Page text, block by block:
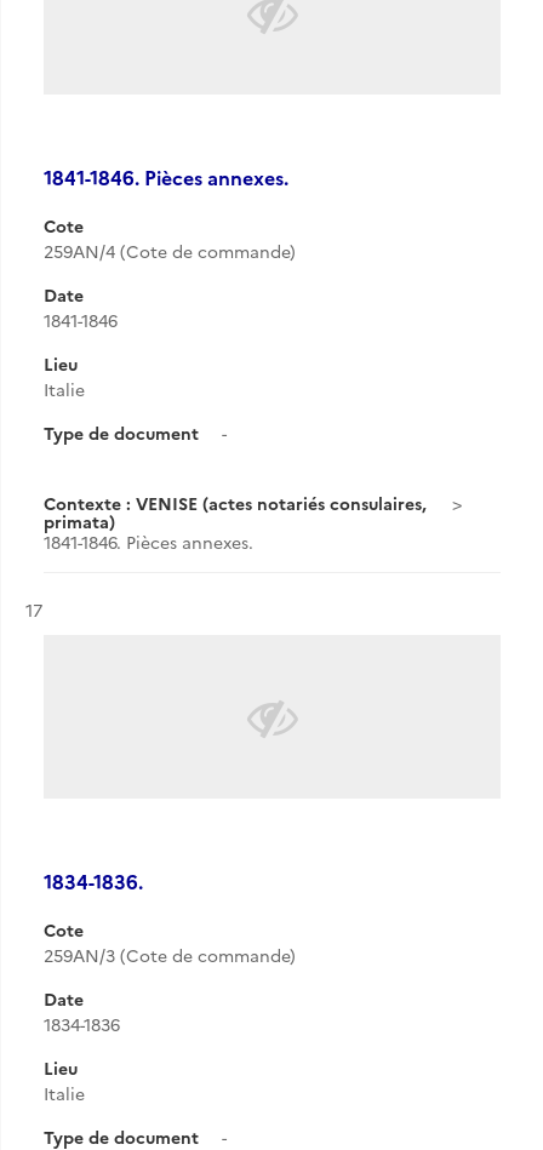
1841-1846. Pièces annexes.
Cote
259AN/4 (Cote de commande)
Date
1841-1846
Lieu
Italie
Type de document
-
Contexte : VENISE (actes notariés consulaires,
primata)
1841-1846. Pièces annexes.
Résultat n°
17
1834-1836.
Cote
259AN/3 (Cote de commande)
Date
1834-1836
Lieu
Italie
Type de document
-